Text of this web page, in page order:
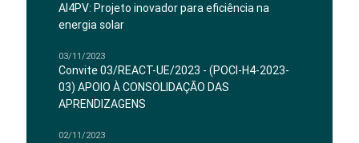
AI4PV: Projeto inovador para eficiência na
energia solar
03/11/2023
Convite 03/REACT-UE/2023 - (POCI-H4-2023-
03) APOIO À CONSOLIDAÇÃO DAS
APRENDIZAGENS
02/11/2023